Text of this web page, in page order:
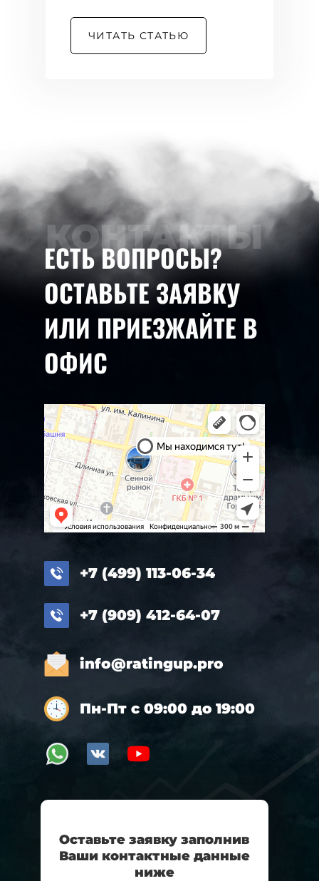
ЧИТАТЬ СТАТЬЮ
Пн-Пт с 09:00 до 19:00
info@ratingup.pro
+7 (909) 412-64-07
+7 (499) 113-06-34
ЕСТЬ ВОПРОСЫ?
ОСТАВЬТЕ ЗАЯВКУ
ИЛИ ПРИЕЗЖАЙТЕ В
ОФИС
КОНТАКТЫ
Оставьте заявку заполнив
Ваши контактные данные
ниже